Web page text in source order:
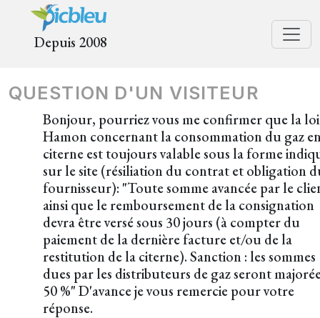
Depuis 2008
QUESTION D'UN VISITEUR
Bonjour, pourriez vous me confirmer que la loi
Hamon concernant la consommation du gaz
citerne est toujours valable sous la forme
sur le site (résiliation du contrat et obligation
fournisseur): "Toute somme avancée par le
ainsi que le remboursement de la consignation
devra être versé sous 30 jours (à compter du
paiement de la dernière facture et/ou de la
restitution de la citerne). Sanction : les sommes
dues par les distributeurs de gaz seront
50 %" D'avance je vous remercie pour votre
réponse.